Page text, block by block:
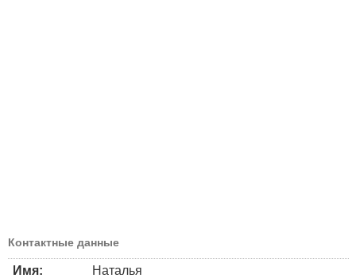
Контактные данные
Имя:
Наталья